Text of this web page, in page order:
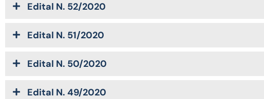
Edital N. 52/2020
Edital N. 51/2020
Edital N. 50/2020
Edital N. 49/2020